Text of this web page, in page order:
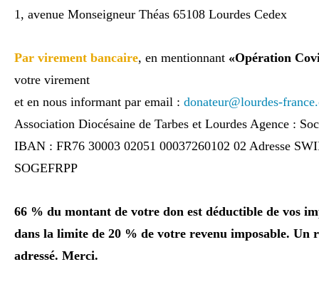
1, avenue Monseigneur Théas 65108 Lourdes Cedex
Par virement bancaire, en mentionnant «Opération
votre virement
et en nous informant par email : donateur@lourdes-
Association Diocésaine de Tarbes et Lourdes Agence :
IBAN : FR76 30003 02051 00037260102 02 Adresse
SOGEFRPP
66 % du montant de votre don est déductible de vos
dans la limite de 20 % de votre revenu imposable. Un
adressé. Merci.